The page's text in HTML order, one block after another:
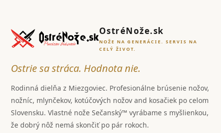
OstréNože.sk
NOŽE NA GENERÁCIE. SERVIS NA
CELÝ ŽIVOT.
Ostrie sa stráca. Hodnota nie.
Rodinná dielňa z Miezgoviec. Profesionálne brúsenie nožov,
nožníc, mlynčekov, kotúčových nožov and kosačiek po celom
Slovensku. Vlastné nože Sečanský™ vyrábame s myšlienkou,
že dobrý nôž nemá skončiť po pár rokoch.